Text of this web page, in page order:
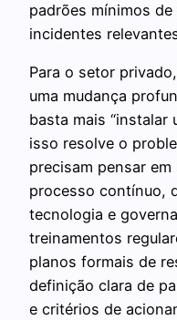
padrões mínimos
incidentes
Para o setor
uma mudança
basta mais “instalar
isso resolve o
precisam pensar
processo contínuo,
tecnologia e
treinamentos
planos formais de
definição clara de
e critérios de